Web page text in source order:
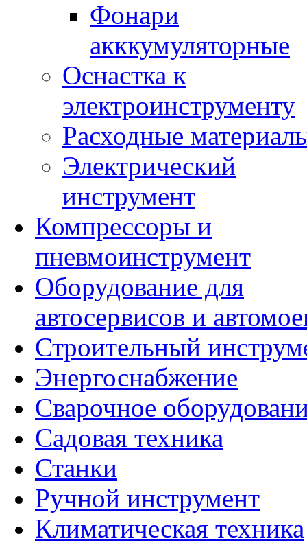
Фонари
акккумуляторные
Оснастка к
электроинструменту
Расходные
Электрический
инструмент
Компрессоры и
пневмоинструмент
Оборудование для
автосервисов и
Строительный
Энергоснабжение
Сварочное
Садовая техника
Станки
Ручной инструмент
Климатическая техника